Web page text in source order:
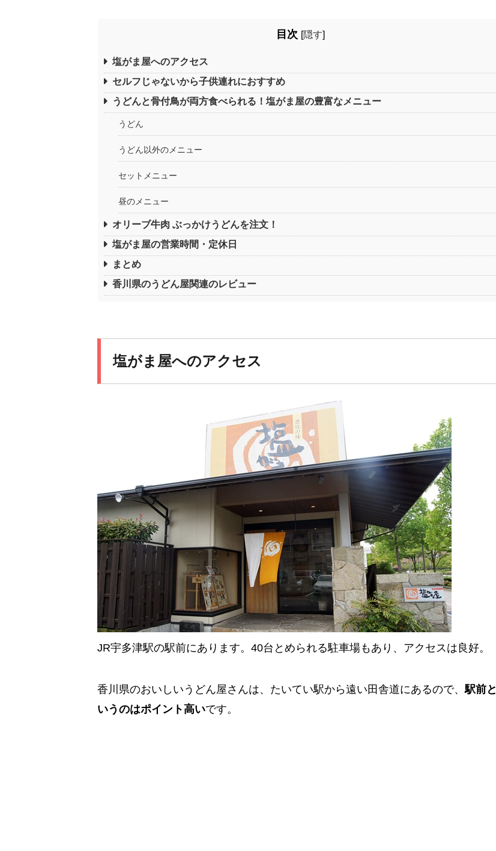
目次 [隠す]
塩がま屋へのアクセス
セルフじゃないから子供連れにおすすめ
うどんと骨付鳥が両方食べられる！塩がま屋の豊富なメニュー
うどん
うどん以外のメニュー
セットメニュー
昼のメニュー
オリーブ牛肉 ぶっかけうどんを注文！
塩がま屋の営業時間・定休日
まとめ
香川県のうどん屋関連のレビュー
塩がま屋へのアクセス
JR宇多津駅の駅前にあります。40台とめられる駐車場もあり、アクセスは良好。
香川県のおいしいうどん屋さんは、たいてい駅から遠い田舎道にあるので、駅前と
いうのはポイント高いです。